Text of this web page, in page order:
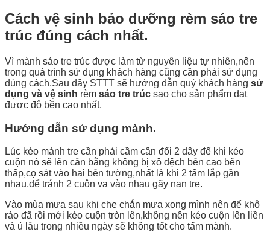
Cách vệ sinh bảo dưỡng rèm sáo tre
trúc đúng cách nhất.
Vì mành sáo tre trúc được làm từ nguyên liệu tự nhiên,nên
trong quá trình sử dụng khách hàng cũng cần phải sử dụng
đúng cách.Sau đây STTT sẽ hướng dẫn quý khách hàng sử
dụng và vệ sinh rèm sáo tre trúc sao cho sản phẩm đạt
được độ bền cao nhất.
Hướng dẫn sử dụng mành.
Lúc kéo mành tre cần phải cầm cân đối 2 dây để khi kéo
cuộn nó sẽ lên cân bằng không bị xô dệch bên cao bên
thấp,cọ sát vào hai bên tường,nhất là khi 2 tấm lắp gần
nhau,để tránh 2 cuộn va vào nhau gãy nan tre.
Vào mùa mưa sau khi che chắn mưa xong mình nên để khô
ráo đã rồi mới kéo cuộn tròn lên,không nên kéo cuộn lên liền
và ủ lâu trong nhiều ngày sẽ không tốt cho tấm mành.